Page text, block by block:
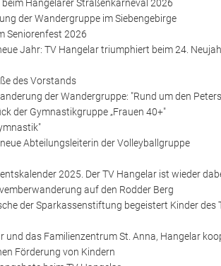
beim Hangelarer Straßenkarneval 2026
der Wandergruppe im Siebengebirge
Seniorenfest 2026
Jahr: TV Hangelar triumphiert beim 24.
des Vorstands
der Wandergruppe: "Rund um den
der Gymnastikgruppe „Frauen 40+"
Abteilungsleiterin der Volleyballgruppe
2025. Der TV Hangelar ist wieder
auf den Rodder Berg
der Sparkassenstiftung begeistert Kinder des
und das Familienzentrum St. Anna, Hangelar
Förderung von Kindern